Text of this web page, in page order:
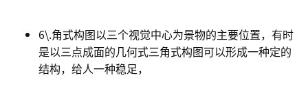
6\.角式构图以三个视觉中心为景物的主要位置，有时
是以三点成面的几何式三角式构图可以形成一种定的
结构，给人一种稳足，